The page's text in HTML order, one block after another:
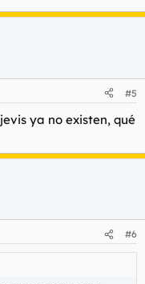
#5
ya no existen, qué
#6